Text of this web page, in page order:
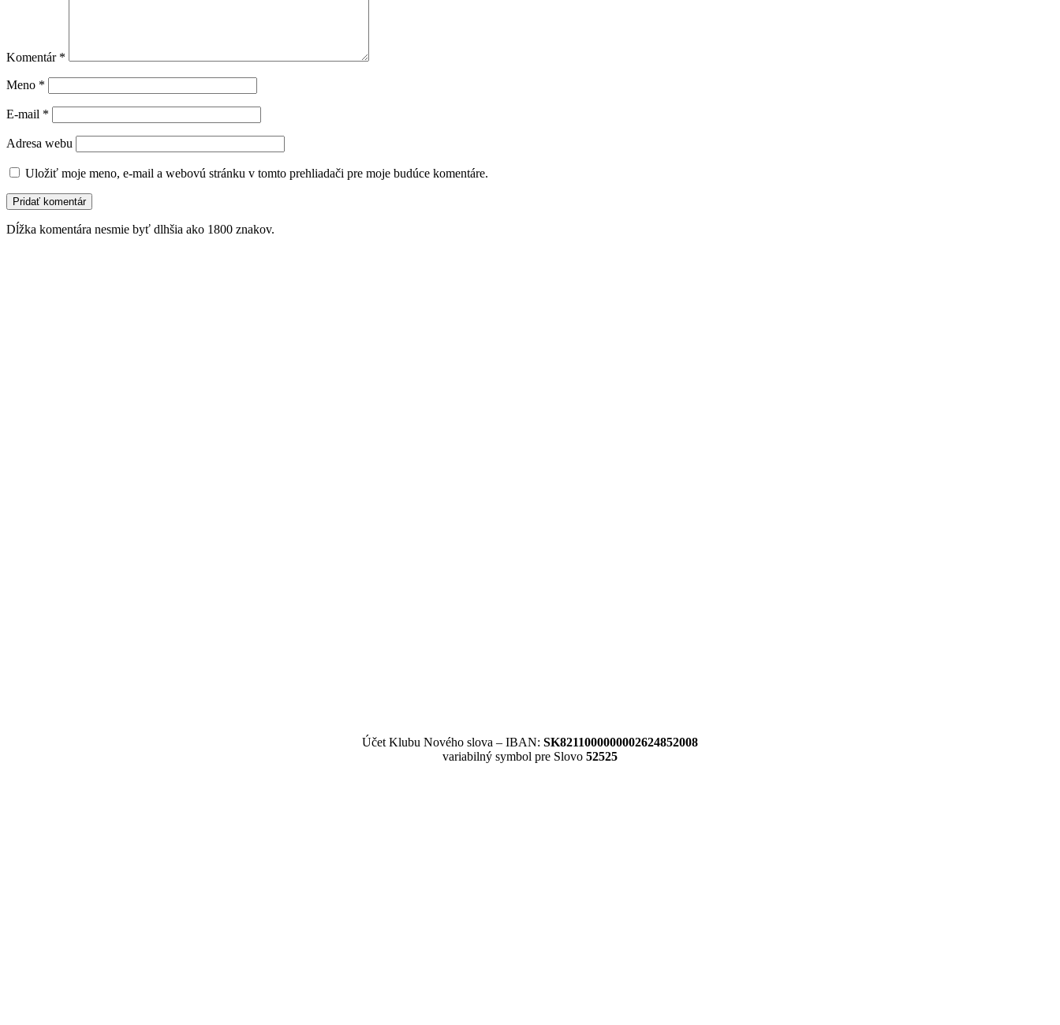
Komentár *
Meno *
E-mail *
Adresa webu
Uložiť moje meno, e-mail a webovú stránku v tomto prehliadači pre moje budúce komentáre.
Dĺžka komentára nesmie byť dlhšia ako 1800 znakov.
Účet Klubu Nového slova – IBAN: SK8211000000002624852008
variabilný symbol pre Slovo 52525